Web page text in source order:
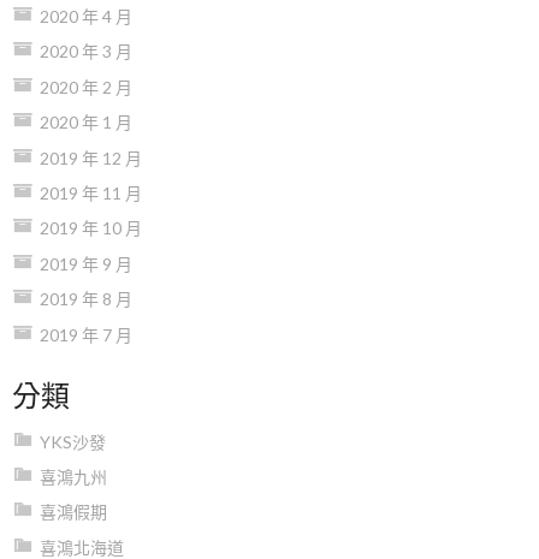
2020 年 4 月
2020 年 3 月
2020 年 2 月
2020 年 1 月
2019 年 12 月
2019 年 11 月
2019 年 10 月
2019 年 9 月
2019 年 8 月
2019 年 7 月
分類
YKS沙發
喜鴻九州
喜鴻假期
喜鴻北海道